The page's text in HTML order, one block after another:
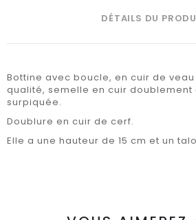
DÉTAILS DU
Bottine avec boucle, en cuir de
qualité, semelle en cuir doublement
surpiquée.
Doublure en cuir de cerf.
Elle a une hauteur de 15 cm et un